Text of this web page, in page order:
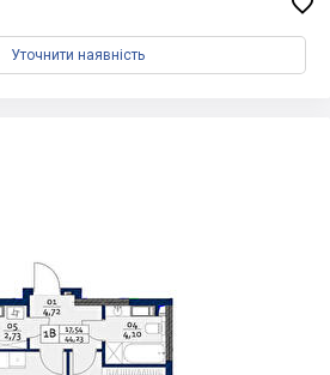
Уточнити наявність